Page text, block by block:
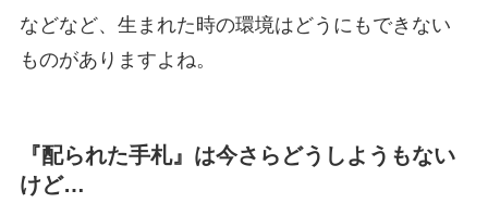
などなど、生まれた時の環境はどうにもできない
ものがありますよね。
『配られた手札』は今さらどうしようもない
けど…